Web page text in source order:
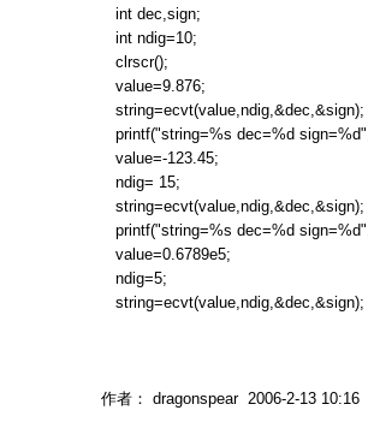
int dec,sign;
int ndig=10;
clrscr();
value=9.876;
string=ecvt(value,ndig,&dec,&sign);
printf("string=%s dec=%d
value=-123.45;
ndig= 15;
string=ecvt(value,ndig,&dec,&sign);
printf("string=%s dec=%d
value=0.6789e5;
ndig=5;
string=ecvt(value,ndig,&dec,&sign);
作者： dragonspear 2006-2-13 10:16